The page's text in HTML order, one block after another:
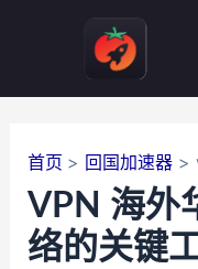
首页 回国加速器
VPN 海外
络的关键